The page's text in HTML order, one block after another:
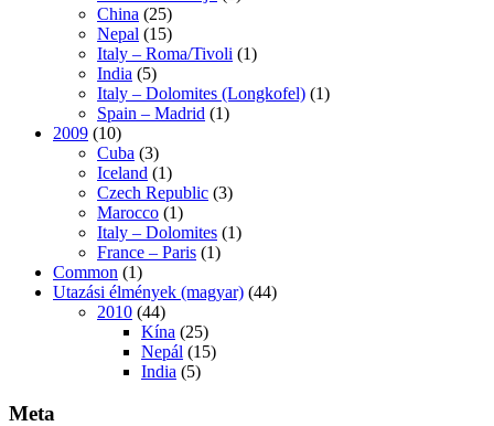
China (25)
Nepal (15)
Italy – Roma/Tivoli (1)
India (5)
Italy – Dolomites (Longkofel) (1)
Spain – Madrid (1)
2009 (10)
Cuba (3)
Iceland (1)
Czech Republic (3)
Marocco (1)
Italy – Dolomites (1)
France – Paris (1)
Common (1)
Utazási élmények (magyar) (44)
2010 (44)
Kína (25)
Nepál (15)
India (5)
Meta